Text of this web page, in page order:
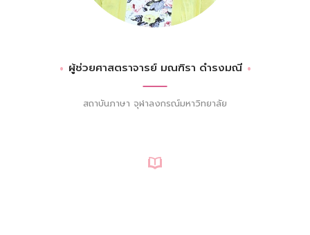
ผู้ช่วยศาสตราจารย์ มณฑิรา ดำรงมณี
สถาบันภาษา จุฬาลงกรณ์มหาวิทยาลัย